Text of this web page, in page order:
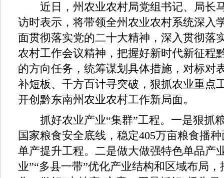
近日，州农业农村局党组书记、局长
访时表示，将带领全州农业农村系统深入
面贯彻落实党的二十大精神，深入贯彻落
农村工作会议精神，把握好新时代新征程
的方向任务，统筹谋划具体措施，对标对
补短板、千方百计寻突破，狠抓农业重点
开创黔东南州农业农村工作新局面。
抓好农业产业“集群”工程。一是狠抓
国家粮食安全底线，稳定405万亩粮食播
单产提升工程。二是做大做强特色单品产
业”“多县一带”优化产业结构和区域布局